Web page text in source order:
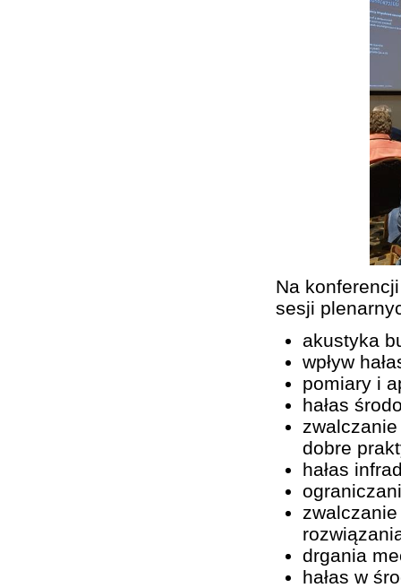
Na
sesji
akustyka
wpływ
pomiary i
hałas
dobre
hałas
drgania
hałas w